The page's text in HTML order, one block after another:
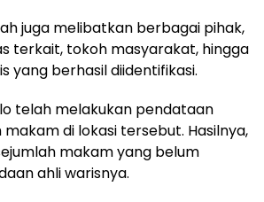
juga melibatkan berbagai pihak,
terkait, tokoh masyarakat, hingga
yang berhasil diidentifikasi.
telah melakukan pendataan
di lokasi tersebut. Hasilnya,
makam yang belum
ahli warisnya.